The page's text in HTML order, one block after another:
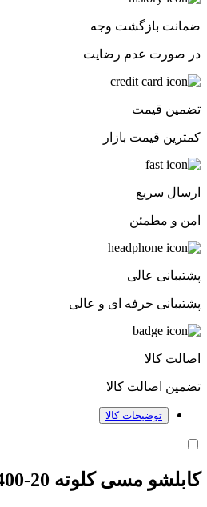
ضمانت بازگشت وجه
در صورت عدم رضایت
تضمین قیمت
کمترین قیمت بازار
ارسال سریع
امن و مطمئن
پشتیبانی عالی
پشتیبانی حرفه ای و عالی
اصالت کالا
تضمین اصالت کالا
توضیحات کالا
کابلشو مسی کلوته KL400-20